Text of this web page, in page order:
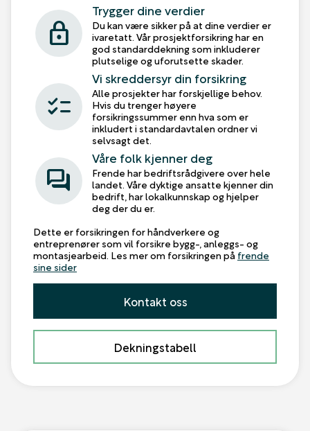
lock
Trygger dine verdier
Du kan være sikker på at dine verdier er
ivaretatt. Vår prosjektforsikring har en
god standarddekning som inkluderer
plutselige og uforutsette skader.
checklist
Vi skreddersyr din forsikring
Alle prosjekter har forskjellige behov.
Hvis du trenger høyere
forsikringssummer enn hva som er
inkludert i standardavtalen ordner vi
selvsagt det.
forum
Våre folk kjenner deg
Frende har bedriftsrådgivere over hele
landet. Våre dyktige ansatte kjenner din
bedrift, har lokalkunnskap og hjelper
deg der du er.
Dette er forsikringen for håndverkere og
entreprenører som vil forsikre bygg-, anleggs- og
montasjearbeid. Les mer om forsikringen på frende
sine sider
Kontakt oss
Dekningstabell